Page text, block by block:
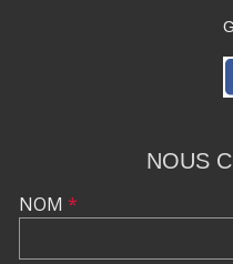
NOUS
NOM *